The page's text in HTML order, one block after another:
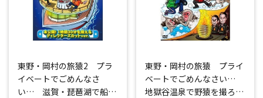
東野・岡村の旅猿2 プラ
イベートでごめんなさ
い… 滋賀・琵琶湖で船上
東野・岡村の旅猿 プライ
ベートでごめんなさい…
地獄谷温泉で野猿を撮ろ